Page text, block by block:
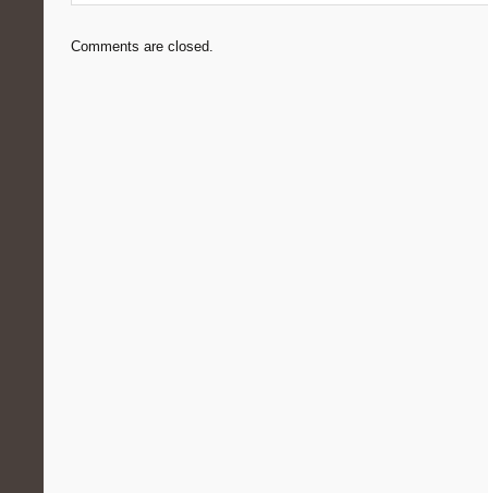
Comments are closed.